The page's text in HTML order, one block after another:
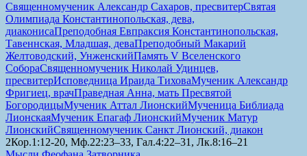
Священномученик Александр Сахаров, пресвитерСвятая
Олимпиада Константинопольская, дева,
диаконисаПреподобная Евпраксия Константинопольская,
Тавеннская, Младшая, деваПреподобный Макарий
Желтоводский, УнженскийПамять V Вселенского
СобораСвященномученик Николай Удинцев,
пресвитерИсповедница Ираида ТиховаМученик Александр
Фригиец, врачПраведная Анна, мать Пресвятой
БогородицыМученик Аттал ЛионскийМученица Библиада
ЛионскаяМученик Епагаф ЛионскийМученик Матур
ЛионскийСвященномученик Санкт Лионский, диакон
2Кор.1:12-20, Мф.22:23–33, Гал.4:22–31, Лк.8:16–21